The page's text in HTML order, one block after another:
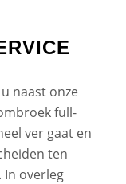
naast onze
full-
ver gaat en
ten
In overleg